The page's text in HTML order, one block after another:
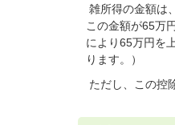
雑所得の金額は
この金額が65万
により65万円を
ります。）
ただし、この控